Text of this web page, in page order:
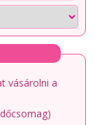
vásárolni a